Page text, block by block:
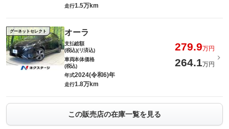
走行1.5万km
グーネットセレクト オーラ
支払総額
(税込)(リ済込)
279.9万円
車両本体価格
(税込)
264.1万円
年式2024(令和6)年
走行1.8万km
この販売店の在庫一覧を見る